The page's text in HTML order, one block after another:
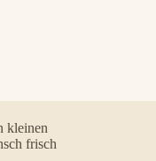
kleinen
frisch